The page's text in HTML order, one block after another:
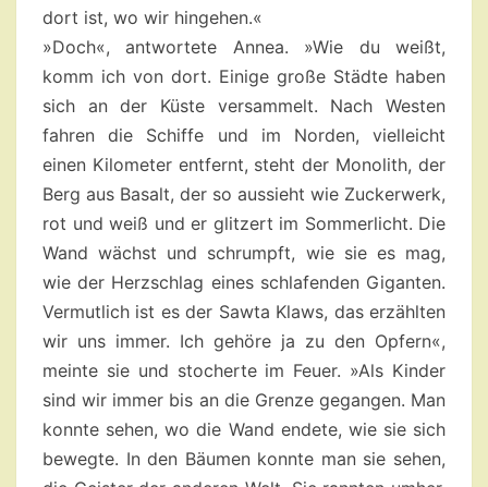
dort ist, wo wir hingehen.«
»Doch«, antwortete Annea. »Wie du weißt,
komm ich von dort. Einige große Städte haben
sich an der Küste versammelt. Nach Westen
fahren die Schiffe und im Norden, vielleicht
einen Kilometer entfernt, steht der Monolith, der
Berg aus Basalt, der so aussieht wie Zuckerwerk,
rot und weiß und er glitzert im Sommerlicht. Die
Wand wächst und schrumpft, wie sie es mag,
wie der Herzschlag eines schlafenden Giganten.
Vermutlich ist es der Sawta Klaws, das erzählten
wir uns immer. Ich gehöre ja zu den Opfern«,
meinte sie und stocherte im Feuer. »Als Kinder
sind wir immer bis an die Grenze gegangen. Man
konnte sehen, wo die Wand endete, wie sie sich
bewegte. In den Bäumen konnte man sie sehen,